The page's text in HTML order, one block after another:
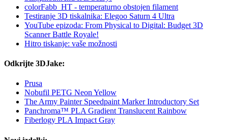
colorFabb_HT - temperaturno obstojen filament
Testiranje 3D tiskalnika: Elegoo Saturn 4 Ultra
YouTube epizoda: From Physical to Digital: Budget 3D
Scanner Battle Royale!
Hitro tiskanje: vaše možnosti
Odkrijte 3DJake:
Prusa
Nobufil PETG Neon Yellow
The Army Painter Speedpaint Marker Introductory Set
Panchroma™ PLA Gradient Translucent Rainbow
Fiberlogy PLA Impact Gray